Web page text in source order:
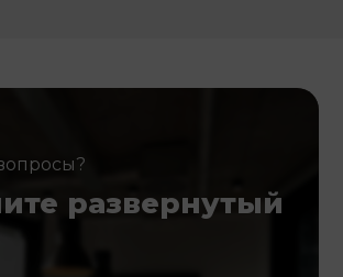
развернутый